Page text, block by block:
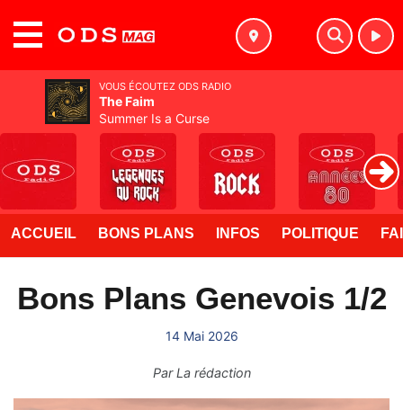
ACCUEIL BONS PLANS INFOS POLITIQUE
Bons Plans Genevois 1/2
14 Mai 2026
ParLa rédaction
VOUS ÉCOUTEZ ODS RADIO
The Faim
Summer Is a Curse